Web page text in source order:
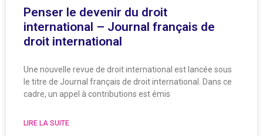
Penser le devenir du droit
international – Journal français de
droit international
Une nouvelle revue de droit international est lancée sous
le titre de Journal français de droit international. Dans ce
cadre, un appel à contributions est émis
LIRE LA SUITE